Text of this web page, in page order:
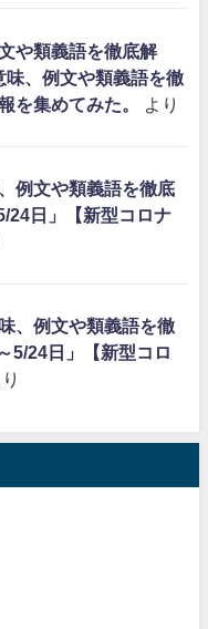
や類義語を徹底解
味、例文や類義語を徹
を集めてみた。
より
例文や類義語を徹底
24日」【新型コロナ
、例文や類義語を徹
5/24日」【新型コロ